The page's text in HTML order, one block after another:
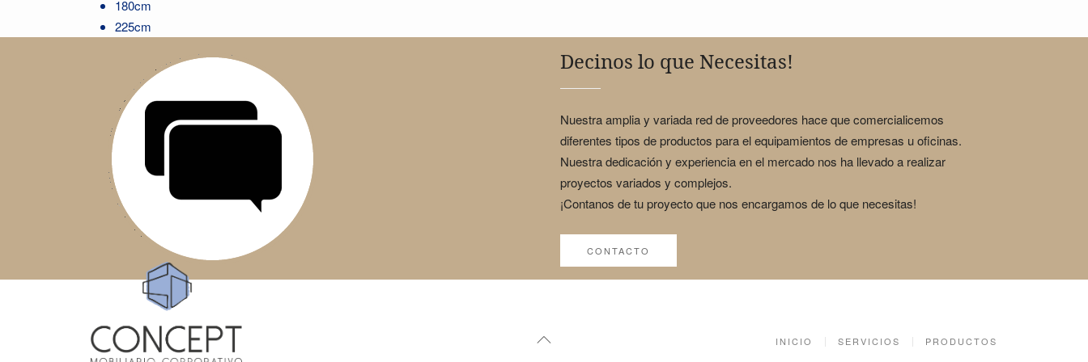
180cm
225cm
Decinos lo que Necesitas!
Nuestra amplia y variada red de proveedores hace que comercialicemos
diferentes tipos de productos para el equipamientos de empresas u oficinas.
Nuestra dedicación y experiencia en el mercado nos ha llevado a realizar
proyectos variados y complejos.
¡Contanos de tu proyecto que nos encargamos de lo que necesitas!
CONTACTO
INICIO SERVICIOS PRODUCTOS